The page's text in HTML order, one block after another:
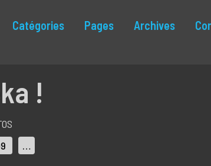
Catégories Pages Archives
!
…